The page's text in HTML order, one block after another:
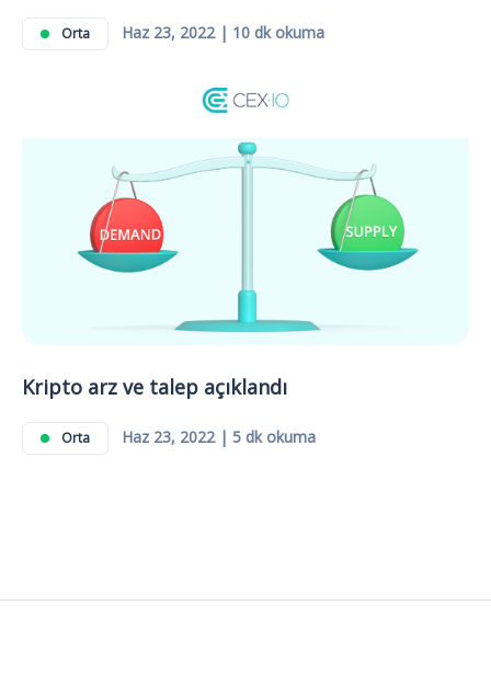
Orta Haz 23, 2022 | 10 dk okuma
Kripto arz ve talep açıklandı
Orta Haz 23, 2022 | 5 dk okuma